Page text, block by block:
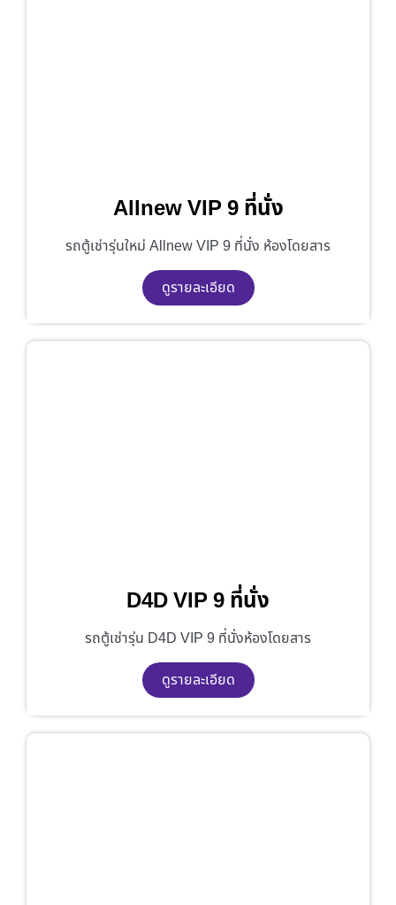
Allnew VIP 9 ที่นั่ง
รถตู้เช่ารุ่นใหม่ Allnew VIP 9 ที่นั่ง ห้องโดยสาร
ดูรายละเอียด
D4D VIP 9 ที่นั่ง
รถตู้เช่ารุ่น D4D VIP 9 ที่นั่งห้องโดยสาร
ดูรายละเอียด